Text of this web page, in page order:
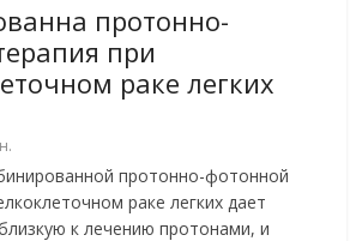
протонно-
при
раке легких
протонно-фотонной
раке легких дает
к лечению протонами, и